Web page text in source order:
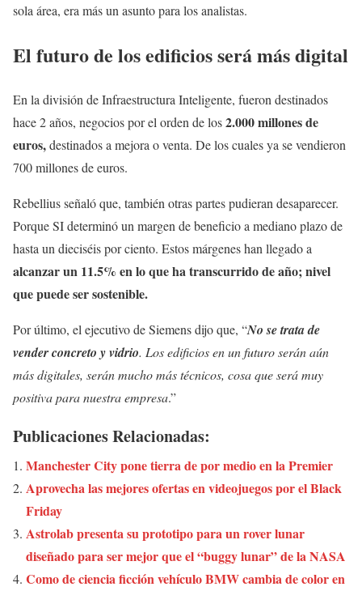
sola área, era más un asunto para los analistas.
El futuro de los edificios será más digital
En la división de Infraestructura Inteligente, fueron destinados
hace 2 años, negocios por el orden de los2.000 millones de
euros,destinados a mejora o venta. De los cuales ya se vendieron
700 millones de euros.
Rebellius señaló que, también otras partes pudieran desaparecer.
Porque SI determinó un margen de beneficio a mediano plazo de
hasta un dieciséis por ciento. Estos márgenes han llegado a
alcanzar un 11.5% en lo que ha transcurrido de año; nivel
que puede ser sostenible.
Por último, el ejecutivo de Siemens dijo que, “No se trata de
vender concreto y vidrio. Los edificios en un futuro serán aún
más digitales, serán mucho más técnicos, cosa que será muy
positiva para nuestra empresa.”
Publicaciones Relacionadas:
Manchester City pone tierra de por medio en la Premier
Aprovecha las mejores ofertas en videojuegos por el Black
Friday
Astrolab presenta su prototipo para un rover lunar
diseñado para ser mejor que el “buggy lunar” de la NASA
Como de ciencia ficción vehículo BMW cambia de color en